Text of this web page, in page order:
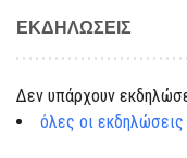
ΕΚΔΗΛΏΣΕΙΣ
Δεν υπάρχουν
όλες οι εκδηλώσεις